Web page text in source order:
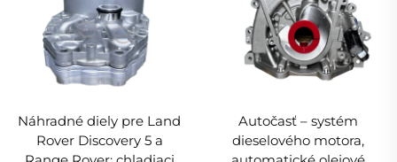
Náhradné diely pre Land
Rover Discovery 5 a
Autočasť – systém
dieselového motora,